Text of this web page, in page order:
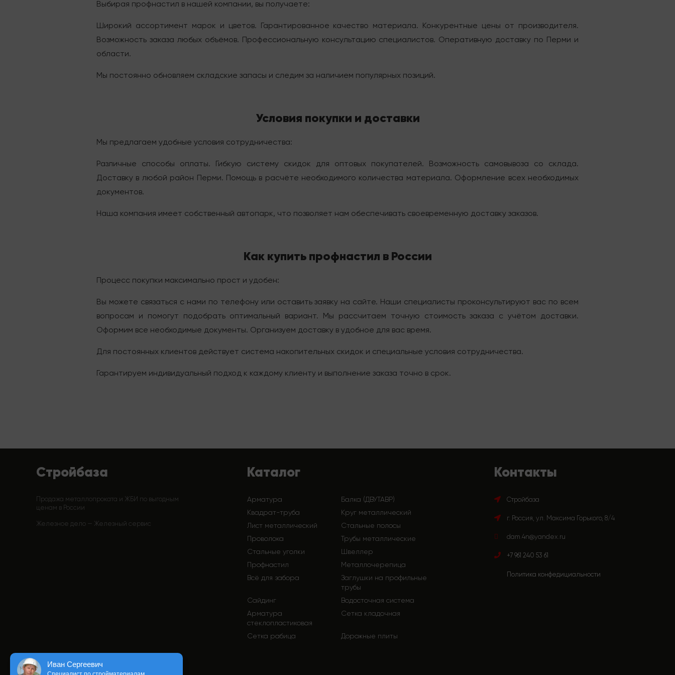
Выбирая профнастил в нашей компании, вы получаете:
Широкий ассортимент марок и цветов. Гарантированное качество материала. Конкурентные цены от производителя.
Возможность заказа любых объёмов. Профессиональную консультацию специалистов. Оперативную доставку по Перми и
области.
Мы постоянно обновляем складские запасы и следим за наличием популярных позиций.
Условия покупки и доставки
Мы предлагаем удобные условия сотрудничества:
Различные способы оплаты. Гибкую систему скидок для оптовых покупателей. Возможность самовывоза со склада.
Доставку в любой район Перми. Помощь в расчёте необходимого количества материала. Оформление всех необходимых
документов.
Наша компания имеет собственный автопарк, что позволяет нам обеспечивать своевременную доставку заказов.
Как купить профнастил в России
Процесс покупки максимально прост и удобен:
Вы можете связаться с нами по телефону или оставить заявку на сайте. Наши специалисты проконсультируют вас по всем
вопросам и помогут подобрать оптимальный вариант. Мы рассчитаем точную стоимость заказа с учётом доставки.
Оформим все необходимые документы. Организуем доставку в удобное для вас время.
Для постоянных клиентов действует система накопительных скидок и специальные условия сотрудничества.
Гарантируем индивидуальный подход к каждому клиенту и выполнение заказа точно в срок.
Стройбаза
Продажа металлопроката и ЖБИ по выгодным
ценам в России
Железное дело — Железный сервис
Каталог
Арматура
Балка (ДВУТАВР)
Квадрат-труба
Круг металлический
Лист металлический
Стальные полосы
Проволока
Трубы металлические
Стальные уголки
Швеллер
Профнастил
Металлочерепица
Всё для забора
Заглушки на профильные
трубы
Сайдинг
Водосточная система
Арматура
стеклопластиковая
Сетка кладочная
Сетка рабица Дорожные плиты
Контакты
Стройбаза
г. Россия, ул. Максима Горького, 8/4
dam.4n@yandex.ru
+7 961 240 53 61
Политика конфедициальности
Иван Сергеевич